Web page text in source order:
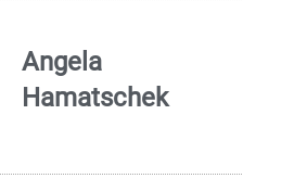
Angela
Hamatschek